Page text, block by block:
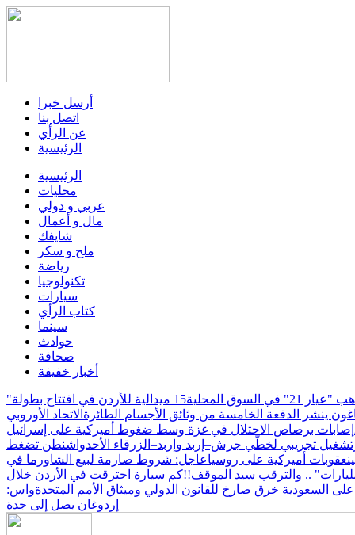
أرسل خبرا
اتصل بنا
عن الرأي
الرئيسية
الرئيسية
محليات
عربي و دولي
مال و أعمال
شايفك
ملح و سكر
رياضة
تكنولوجيا
سيارات
كتاب الرأي
سينما
حوادث
صحافة
أخبار خفيفة
15 ميدالية للأردن في افتتاح بطولة
ينشر الدفعة الخامسة من وثائق الأجسام الطائرة الاتحاد الأوروبي
إصابات برصاص الاحتلال في غزة وسط ضغوط أميركية على إسرائيل
تشغيل تجريبي لخطّي جرش–إربد وإربد–الزرقاء الأحدواشنطن تضغط
عقوبات أميركية على روسياعاجل: شروط صارمة لبيع الشاورما في
.. والترقب سيد الموقف!!كم سيارة احترقت في الأردن خلال
على السعودية خرق صارخ للقانون الدولي وميثاق الأمم المتحدةواس:
إردوغان يصل إلى جدة